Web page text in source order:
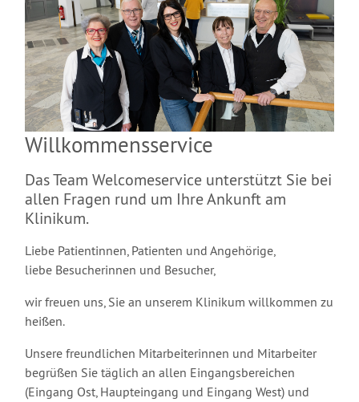
Willkommensservice
Das Team Welcomeservice unterstützt Sie bei
allen Fragen rund um Ihre Ankunft am
Klinikum.
Liebe Patientinnen, Patienten und Angehörige,
liebe Besucherinnen und Besucher,
wir freuen uns, Sie an unserem Klinikum willkommen zu
heißen.
Unsere freundlichen Mitarbeiterinnen und Mitarbeiter
begrüßen Sie täglich an allen Eingangsbereichen
(Eingang Ost, Haupteingang und Eingang West) und